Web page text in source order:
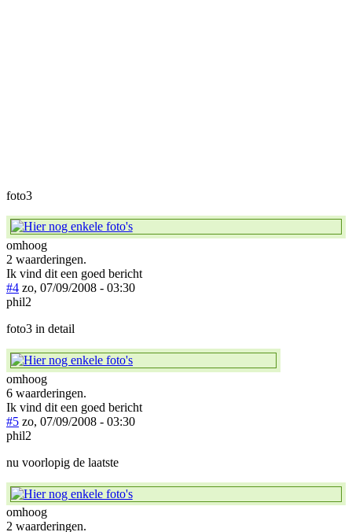
foto3
omhoog
2 waarderingen.
Ik vind dit een goed bericht
#4 zo, 07/09/2008 - 03:30
phil2
foto3 in detail
omhoog
6 waarderingen.
Ik vind dit een goed bericht
#5 zo, 07/09/2008 - 03:30
phil2
nu voorlopig de laatste
omhoog
2 waarderingen.